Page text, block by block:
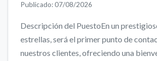
Publicado: 07/08/2026
Descripción del PuestoEn un
estrellas, será el primer punto de
nuestros clientes, ofreciendo una